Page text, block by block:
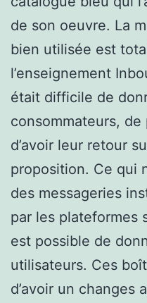
de son oeuvre. La
bien utilisée est
l’enseignement
était difficile de
consommateurs,
d’avoir leur retour
proposition. Ce qui
des messageries
par les plateformes
est possible de
utilisateurs. Ces
d’avoir un changes